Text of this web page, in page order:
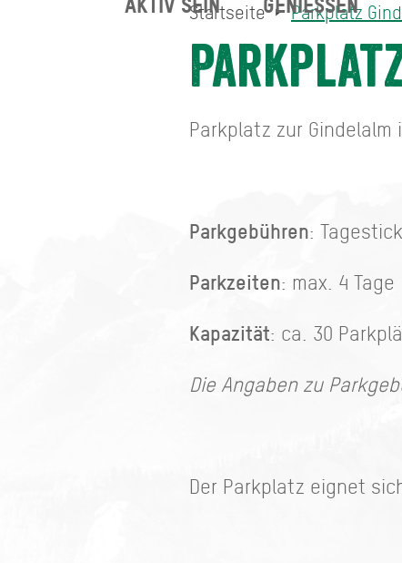
Startseite Parkplatz
Parkplatz zur Gindelalm
Parkgebühren:
Parkzeiten: max. 4 Tage
Kapazität: ca. 30
Die Angaben zu
Der Parkplatz eignet
Parkplatz Gindelalm
AKTIV SEIN GENIESSEN